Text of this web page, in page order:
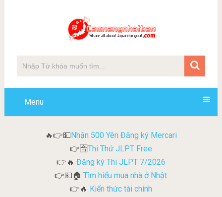
Menu
🔥👉💵Nhận 500 Yên Đăng ký Mercari
👉🈴Thi Thử JLPT Free
👉🔥 Đăng ký Thi JLPT 7/2026
👉💵🏠Tìm hiểu mua nhà ở Nhật
👉🔥 Kiến thức tài chính